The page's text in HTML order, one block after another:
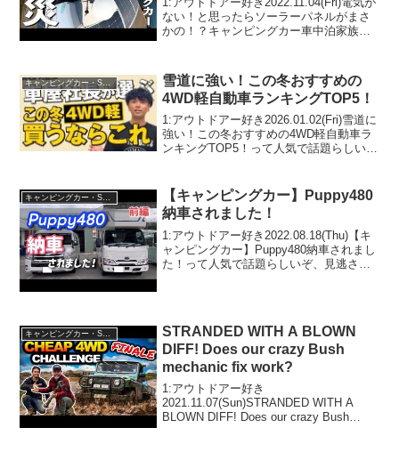
ない！と思ったらソーラーパネルがまさ
かの！？キャンピングカー車中泊家族旅
この動画は注目です！3...
キャンピングカー・SUV人気車種
雪道に強い！この冬おすすめの
4WD軽自動車ランキングTOP5！
1:アウトドアー好き2026.01.02(Fri)雪道に
強い！この冬おすすめの4WD軽自動車ラ
ンキングTOP5！って人気で話題らしい
アウトドアー好...
キャンピングカー・SUV人気車種
【キャンピングカー】Puppy480
納車されました！
1:アウトドアー好き2022.08.18(Thu)【キ
ャンピングカー】Puppy480納車されまし
た！って人気で話題らしいぞ、見逃さな
STRANDED WITH A BLOWN
DIFF! Does our crazy Bush
mechanic fix work?
1:アウトドアー好き
2021.11.07(Sun)STRANDED WITH A
BLOWN DIFF! Does our crazy Bush